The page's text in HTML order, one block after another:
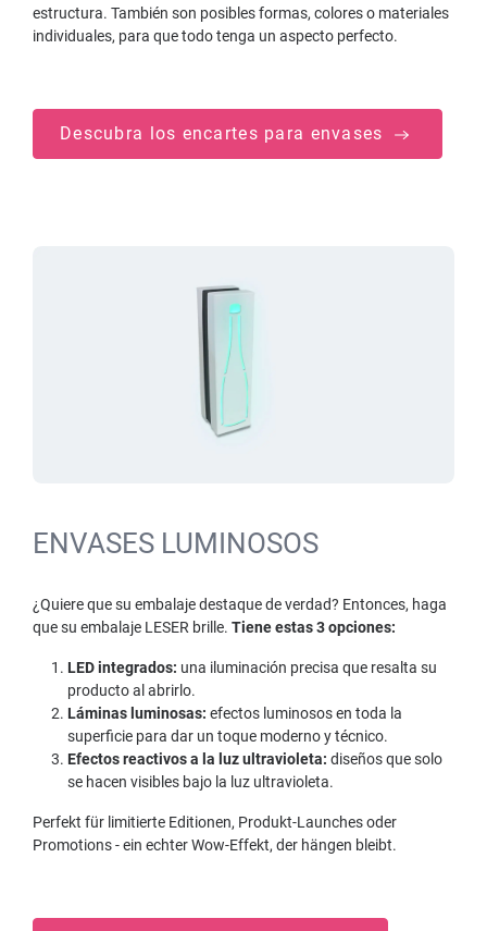
estructura. También son posibles formas, colores o materiales
individuales, para que todo tenga un aspecto perfecto.
Descubra los encartes para envases
ENVASES LUMINOSOS
¿Quiere que su embalaje destaque de verdad? Entonces, haga
que su embalaje LESER brille. Tiene estas 3 opciones:
LED integrados: una iluminación precisa que resalta su
producto al abrirlo.
Láminas luminosas: efectos luminosos en toda la
superficie para dar un toque moderno y técnico.
Efectos reactivos a la luz ultravioleta: diseños que solo
se hacen visibles bajo la luz ultravioleta.
Perfekt für limitierte Editionen, Produkt-Launches oder
Promotions - ein echter Wow-Effekt, der hängen bleibt.